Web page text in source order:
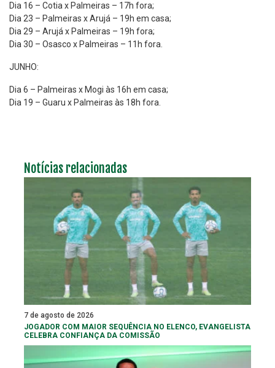
Dia 16 – Cotia x Palmeiras – 17h fora;
Dia 23 – Palmeiras x Arujá – 19h em casa;
Dia 29 – Arujá x Palmeiras – 19h fora;
Dia 30 – Osasco x Palmeiras – 11h fora.
JUNHO:
Dia 6 – Palmeiras x Mogi às 16h em casa;
Dia 19 – Guaru x Palmeiras às 18h fora.
Notícias relacionadas
7 de agosto de 2026
JOGADOR COM MAIOR SEQUÊNCIA NO ELENCO, EVANGELISTA
CELEBRA CONFIANÇA DA COMISSÃO